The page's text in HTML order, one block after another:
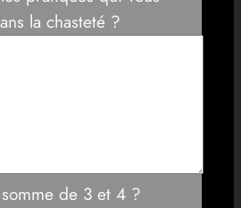
la chasteté ?
de 3 et 4 ?